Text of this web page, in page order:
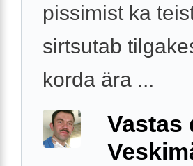
pissimist ka
sirtsutab
korda ära ...
Vastas